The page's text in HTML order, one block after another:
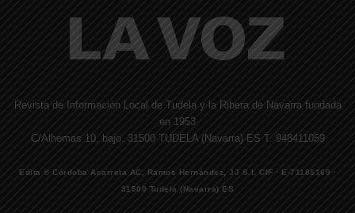
Revista de Información Local de Tudela y la Ribera de Navarra fundada
en 1953
C/Alhemas 10, bajo. 31500 TUDELA (Navarra) ES T. 948411059
Edita © Córdoba Acarreta AC, Ramos Hernández, JJ S.I. CIF · E-71185169 ·
31500 Tudela (Navarra) ES